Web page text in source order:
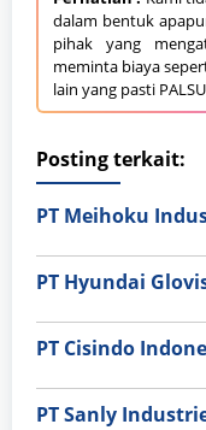
dalam bentuk
pihak yang
meminta biaya
lain yang pasti
Posting terkait:
PT Meihoku
PT Hyundai
PT Cisindo
PT Sanly